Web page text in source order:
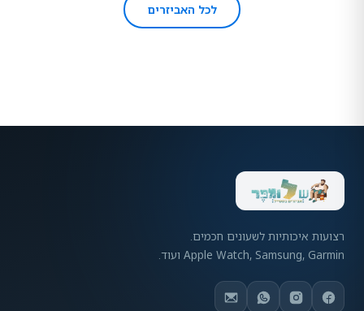
לכל האביזרים
רצועות איכותיות לשעונים חכמים.
Apple Watch, Samsung, Garmin ועוד.